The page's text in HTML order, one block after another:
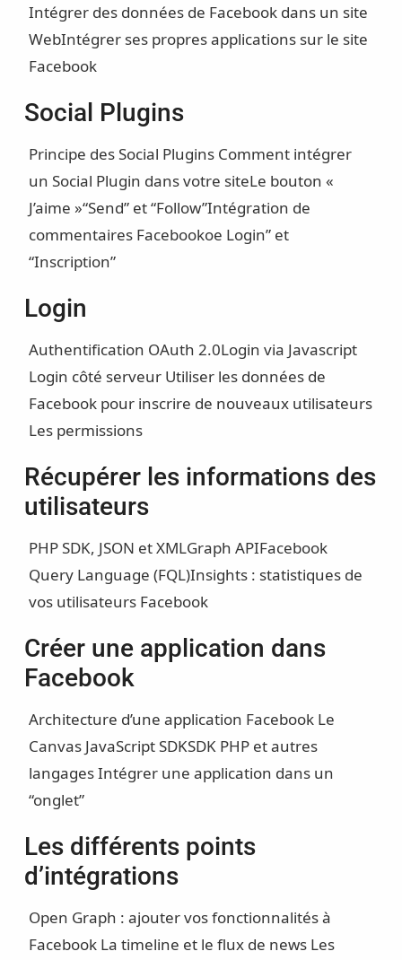
Intégrer des données de Facebook dans un site
WebIntégrer ses propres applications sur le site
Facebook
Social Plugins
Principe des Social Plugins Comment intégrer
un Social Plugin dans votre siteLe bouton «
J’aime »“Send” et “Follow”Intégration de
commentaires Facebookoe Login” et
“Inscription”
Login
Authentification OAuth 2.0Login via Javascript
Login côté serveur Utiliser les données de
Facebook pour inscrire de nouveaux utilisateurs
Les permissions
Récupérer les informations des
utilisateurs
PHP SDK, JSON et XMLGraph APIFacebook
Query Language (FQL)Insights : statistiques de
vos utilisateurs Facebook
Créer une application dans
Facebook
Architecture d’une application Facebook Le
Canvas JavaScript SDKSDK PHP et autres
langagesIntégrer une application dans un
“onglet”
Les différents points
d’intégrations
Open Graph : ajouter vos fonctionnalités à
Facebook La timeline et le flux de news Les